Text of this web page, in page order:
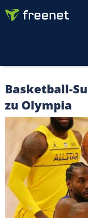
Basketball-
zu Olympia